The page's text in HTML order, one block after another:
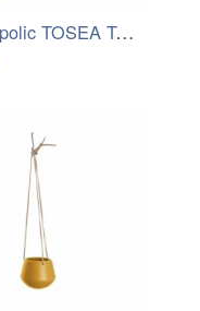
Regál 5 polic TOSEA Tempo Kondela